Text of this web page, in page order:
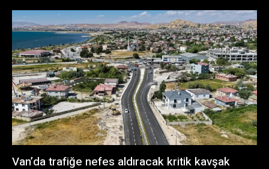
Van’da trafiğe nefes aldıracak kritik kavşak